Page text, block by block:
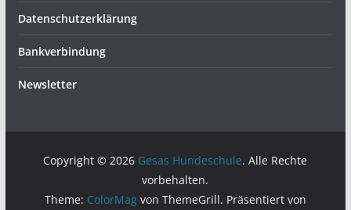
Datenschutzerklärung
Bankverbindung
Newsletter
Copyright © 2026 Gesas Hundeschule. Alle Rechte
vorbehalten.
Theme: ColorMagvon ThemeGrill. Präsentiert von